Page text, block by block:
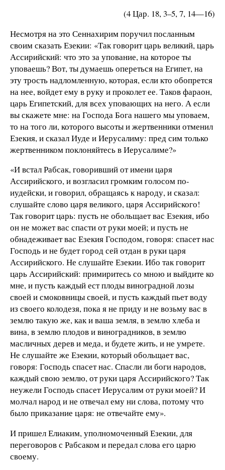
(4 Цар. 18, 3–5, 7, 14—16)
Несмотря на это Сеннахирим поручил посланным
своим сказать Езекии: «Так говорит царь великий, царь
Ассирийский: что это за упование, на которое ты
уповаешь? Вот, ты думаешь опереться на Египет, на
эту трость надломленную, которая, если кто обопрется
на нее, войдет ему в руку и проколет ее. Таков фараон,
царь Египетский, для всех уповающих на него. А если
вы скажете мне: на Господа Бога нашего мы уповаем,
то на того ли, которого высоты и жертвенники отменил
Езекия, и сказал Иуде и Иерусалиму: пред сим только
жертвенником поклоняйтесь в Иерусалиме?»
«И встал Рабсак, говоривший от имени царя
Ассирийского, и возгласил громким голосом по-
иудейски, и говорил, обращаясь к народу, и сказал:
слушайте слово царя великого, царя Ассирийского!
Так говорит царь: пусть не обольщает вас Езекия, ибо
он не может вас спасти от руки моей; и пусть не
обнадеживает вас Езекия Господом, говоря: спасет нас
Господь и не будет город сей отдан в руки царя
Ассирийского. Не слушайте Езекии. Ибо так говорит
царь Ассирийский: примиритесь со мною и выйдите ко
мне, и пусть каждый ест плоды виноградной лозы
своей и смоковницы своей, и пусть каждый пьет воду
из своего колодезя, пока я не приду и не возьму вас в
землю такую же, как и ваша земля, в землю хлеба и
вина, в землю плодов и виноградников, в землю
масличных дерев и меда, и будете жить, и не умрете.
Не слушайте же Езекии, который обольщает вас,
говоря: Господь спасет нас. Спасли ли боги народов,
каждый свою землю, от руки царя Ассирийского? Так
неужели Господь спасет Иерусалим от руки моей? И
молчал народ и не отвечал ему ни слова, потому что
было приказание царя: не отвечайте ему».
И пришел Елиаким, уполномоченный Езекии, для
переговоров с Рабсаком и передал слова его царю
своему.